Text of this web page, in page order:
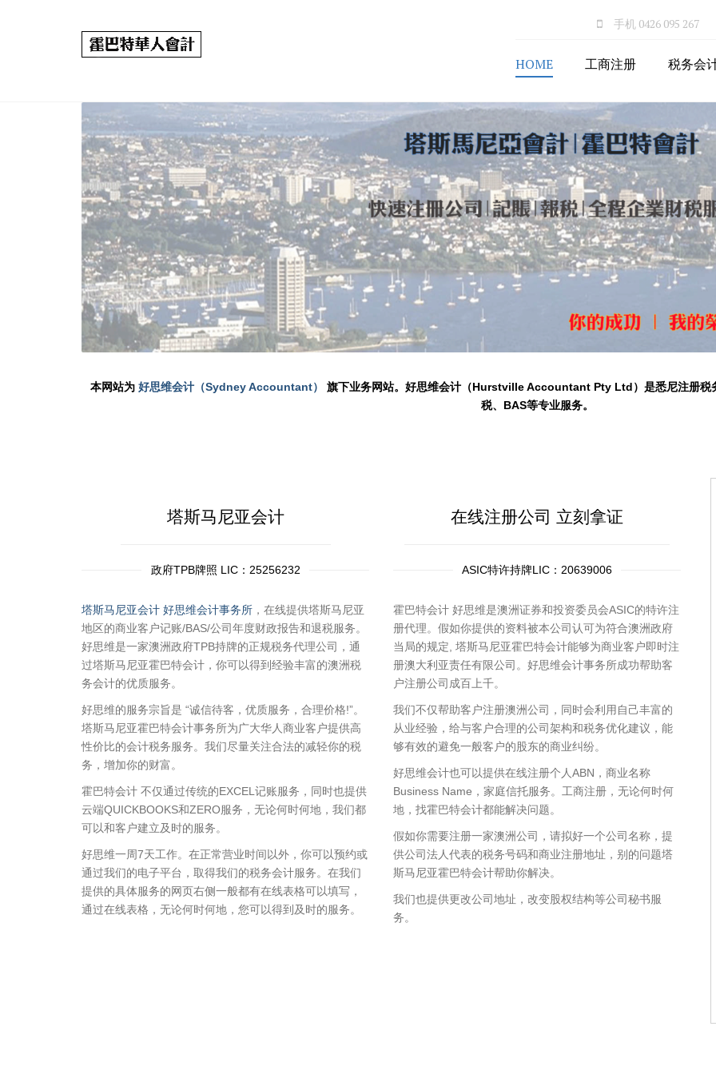
手机 0426 095 267
HOME 工商注册
注册公司
商业名称Business Name
申请ABN
申请个人税号TFN
税务会
个体ABN报税
STP工资系统
个人年度报税
本网站为 好思维会计（Sydney Accountant）
旗下业务网站。好思维会计（Hurstville Accountant Pty Ltd）是悉尼注册
税、BAS等专业服务。
塔斯马尼亚会计
政府TPB牌照 LIC：25256232
塔斯马尼亚会计 好思维会计事务所 ，在线提供塔斯马尼亚
地区的商业客户记账/BAS/公司年度财政报告和退税服务。
好思维是一家澳洲政府TPB持牌的正规税务代理公司，通
过塔斯马尼亚霍巴特会计，你可以得到经验丰富的澳洲税
务会计的优质服务。
好思维的服务宗旨是 “诚信待客，优质服务，合理价格!”。
塔斯马尼亚霍巴特会计事务所为广大华人商业客户提供高
性价比的会计税务服务。我们尽量关注合法的减轻你的税
务，增加你的财富。
霍巴特会计 不仅通过传统的EXCEL记账服务，同时也提供
云端QUICKBOOKS和ZERO服务，无论何时何地，我们都
可以和客户建立及时的服务。
好思维一周7天工作。在正常营业时间以外，你可以预约或
通过我们的电子平台，取得我们的税务会计服务。在我们
提供的具体服务的网页右侧一般都有在线表格可以填写，
通过在线表格，无论何时何地，您可以得到及时的服务。
在线注册公司 立刻拿证
ASIC特许持牌LIC：20639006
霍巴特会计 好思维是澳洲证券和投资委员会ASIC的特许注
册代理。假如你提供的资料被本公司认可为符合澳洲政府
当局的规定, 塔斯马尼亚霍巴特会计能够为商业客户即时注
册澳大利亚责任有限公司。好思维会计事务所成功帮助客
户注册公司成百上千。
我们不仅帮助客户注册澳洲公司，同时会利用自己丰富的
从业经验，给与客户合理的公司架构和税务优化建议，能
够有效的避免一般客户的股东的商业纠纷。
好思维会计也可以提供在线注册个人ABN，商业名称
Business Name，家庭信托服务。工商注册，无论何时何
地，找霍巴特会计都能解决问题。
假如你需要注册一家澳洲公司，请拟好一个公司名称，提
供公司法人代表的税务号码和商业注册地址，别的问题塔
斯马尼亚霍巴特会计帮助你解决。
我们也提供更改公司地址，改变股权结构等公司秘书服
务。